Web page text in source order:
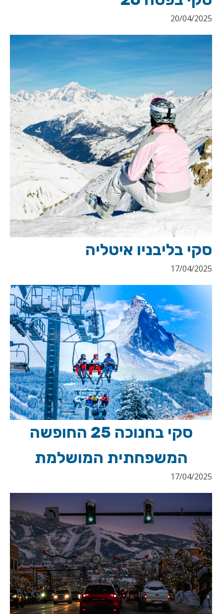
20/04/2025
סקי בליבניו איטליה
17/04/2025
סקי בחנוכה 25 החופשה
המשפחתית המושלמת
17/04/2025